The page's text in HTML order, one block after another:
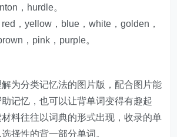
，hurdle。
，yellow，blue，white，golden，
，pink，purple。
为分类记忆法的图片版，配合图片能
记忆，也可以让背单词变得有趣起
料往往以词典的形式出现，收录的单
择性的背一部分单词。